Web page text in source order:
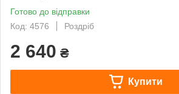
Готово до відправки
Код: 4576
Роздріб
2 640 ₴
Купити